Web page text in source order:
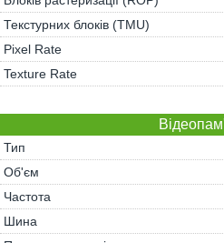
Текстурних блоків (TMU)
Pixel Rate
Texture Rate
Тип
Об'єм
Частота
Шина